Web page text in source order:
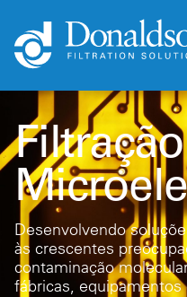
Desenvolvendo
às crescentes
contaminação
fábricas,